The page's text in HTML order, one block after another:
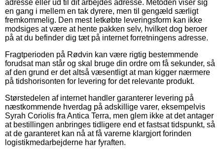
adresse eller ud til dit arbejdes adresse. Metoden viser sig
en gang i mellem en tak dyrere, men til gengæld særligt
fremkommelig. Den mest letkøbte leveringsform kan ikke
modsiges at være at hente pakken selv, hvilket dog beroer
på at du befinder dig tæt på internet forretningens adresse.
Fragtperioden på Rødvin kan være rigtig bestemmende
forudsat man står og skal bruge din ordre om få sekunder, så
af den grund er det altså væsentligt at man kigger nærmere
på tidshorisonten for levering for det relevante produkt.
Størstedelen af internet handler garanterer levering på
næstkommende hverdag på adskillige varer, eksempelvis
Syrah Coriolis fra Antica Terra, men glem ikke at det antager
at bestillingen anbringes tidligere end et fastsat tidspunkt, så
at de garanteret kan nå at få varerne klargjort forinden
logistikmedarbejderne har fyraften.